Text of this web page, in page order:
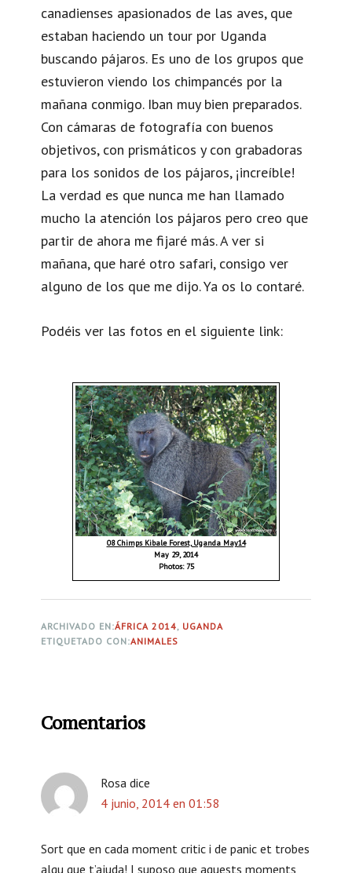
canadienses apasionados de las aves, que
estaban haciendo un tour por Uganda
buscando pájaros. Es uno de los grupos que
estuvieron viendo los chimpancés por la
mañana conmigo. Iban muy bien preparados.
Con cámaras de fotografía con buenos
objetivos, con prismáticos y con grabadoras
para los sonidos de los pájaros, ¡increíble!
La verdad es que nunca me han llamado
mucho la atención los pájaros pero creo que
partir de ahora me fijaré más. A ver si
mañana, que haré otro safari, consigo ver
alguno de los que me dijo. Ya os lo contaré.
Podéis ver las fotos en el siguiente link:
08 Chimps Kibale Forest, Uganda May14
May 29, 2014
Photos: 75
ARCHIVADO EN:ÁFRICA 2014, UGANDA
ETIQUETADO CON:ANIMALES
Comentarios
Rosa dice
4 junio, 2014 en 01:58
Sort que en cada moment critic i de panic et trobes
algu que t’ajuda! I suposo que aquests moments